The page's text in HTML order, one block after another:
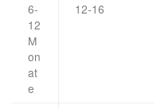
6-
12
M
on
at
e
12-16